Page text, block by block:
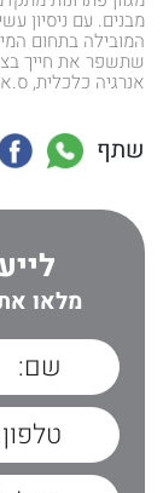
מבנים. עם ניסיון
המובילה בתחום
שתשפר את חייך
אנרגיה כלכלית,
שתף
מלאו